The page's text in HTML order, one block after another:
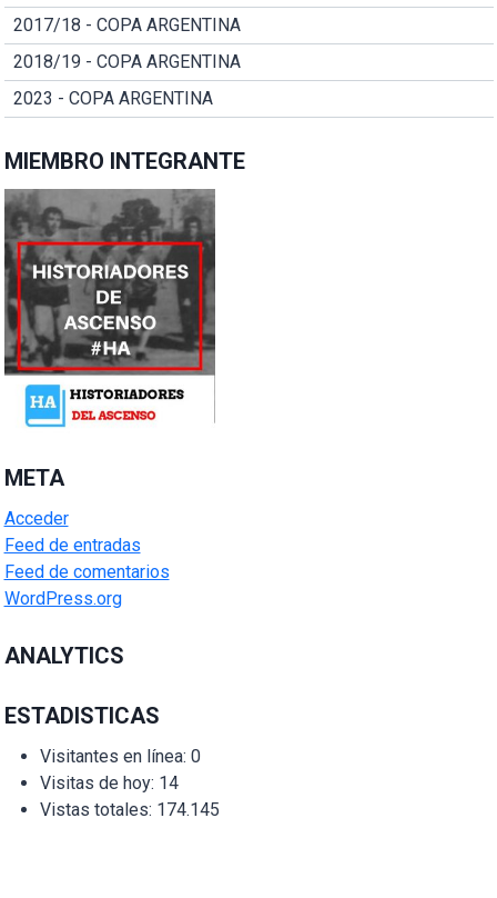
2017/18 - COPA ARGENTINA
2018/19 - COPA ARGENTINA
2023 - COPA ARGENTINA
MIEMBRO INTEGRANTE
META
Acceder
Feed de entradas
Feed de comentarios
WordPress.org
ANALYTICS
ESTADISTICAS
Visitantes en línea: 0
Visitas de hoy: 14
Vistas totales: 174.145